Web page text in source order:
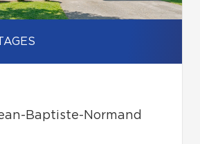
Baptiste-Normand